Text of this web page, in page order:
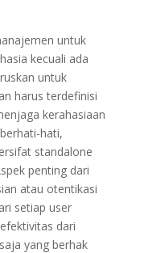
untuk
kecuali ada
untuk
harus terdefinisi
kerahasiaan
hati,
standalone
penting dari
atau otentikasi
setiap user
dari
yang berhak